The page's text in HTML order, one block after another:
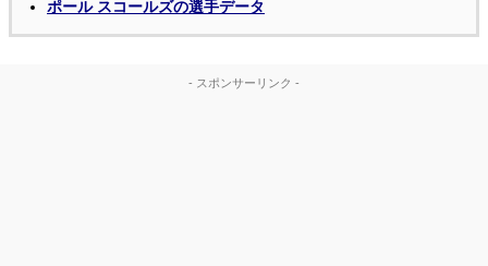
ポール スコールズの選手データ
- スポンサーリンク -